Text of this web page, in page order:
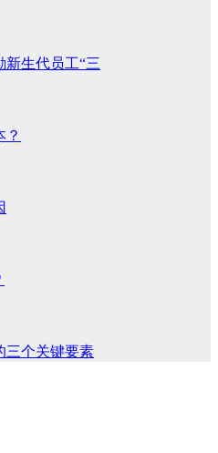
新生代员工“三
？
三个关键要素